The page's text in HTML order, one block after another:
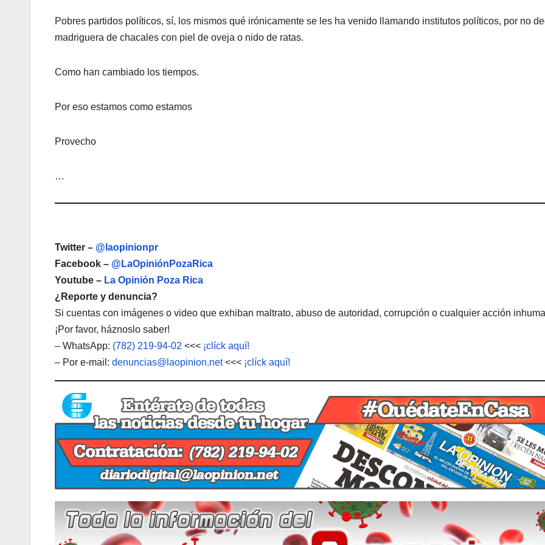
Pobres partidos políticos, sí, los mismos qué irónicamente se les ha venido llamando institutos políticos, por no
madriguera de chacales con piel de oveja o nido de ratas.
Como han cambiado los tiempos.
Por eso estamos como estamos
Provecho
…
Twitter – @laopinionpr
Facebook – @LaOpiniónPozaRica
Youtube – La Opinión Poza Rica
¿Reporte y denuncia?
Si cuentas con imágenes o video que exhiban maltrato, abuso de autoridad, corrupción o cualquier acción
¡Por favor, háznoslo saber!
– WhatsApp: (782) 219-94-02 <<< ¡clíck aquí!
– Por e-mail: denuncias@laopinion.net<<< ¡clíck aquí!